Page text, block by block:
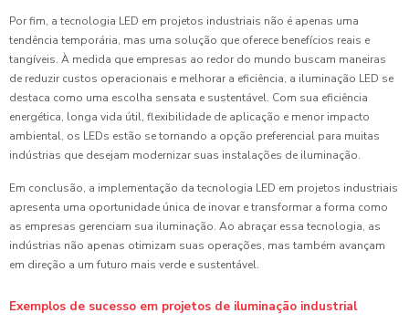
Por fim, a tecnologia LED em projetos industriais não é apenas uma
tendência temporária, mas uma solução que oferece benefícios reais e
tangíveis. À medida que empresas ao redor do mundo buscam maneiras
de reduzir custos operacionais e melhorar a eficiência, a iluminação LED se
destaca como uma escolha sensata e sustentável. Com sua eficiência
energética, longa vida útil, flexibilidade de aplicação e menor impacto
ambiental, os LEDs estão se tornando a opção preferencial para muitas
indústrias que desejam modernizar suas instalações de iluminação.
Em conclusão, a implementação da tecnologia LED em projetos industriais
apresenta uma oportunidade única de inovar e transformar a forma como
as empresas gerenciam sua iluminação. Ao abraçar essa tecnologia, as
indústrias não apenas otimizam suas operações, mas também avançam
em direção a um futuro mais verde e sustentável.
Exemplos de sucesso em projetos de iluminação industrial